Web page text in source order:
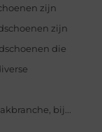
zijn
zijn
die
bij...